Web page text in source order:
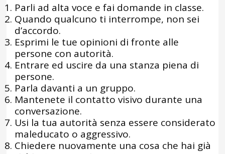
Parli ad alta voce e fai domande in classe.
Quando qualcuno ti interrompe, non sei
d’accordo.
Esprimi le tue opinioni di fronte alle
persone con autorità.
Entrare ed uscire da una stanza piena di
persone.
Parla davanti a un gruppo.
Mantenete il contatto visivo durante una
conversazione.
Usi la tua autorità senza essere considerato
maleducato o aggressivo.
Chiedere nuovamente una cosa che hai già